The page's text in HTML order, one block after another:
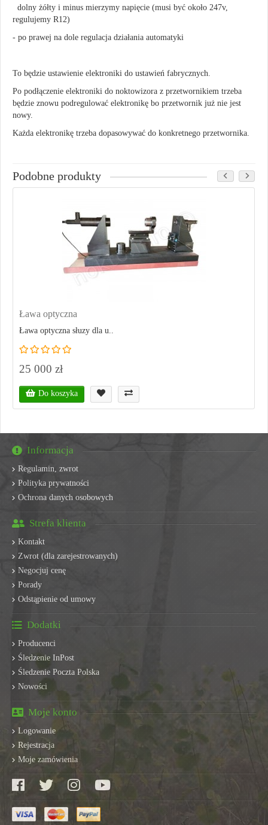
dolny żółty i minus mierzymy napięcie (musi być około 247v,
regulujemy R12)
- po prawej na dole regulacja działania automatyki
To będzie ustawienie elektroniki do ustawień fabrycznych.
Po podłączenie elektroniki do noktowizora z przetwornikiem trzeba
będzie znowu podregulować elektronikę bo przetwornik już nie jest
nowy.
Każda elektronikę trzeba dopasowywać do konkretnego przetwornika.
Podobne produkty
Ława optyczna
Ława optyczna słuzy dla u..
25 000 zł
Do koszyka
Informacja
Regulamin, zwrot
Polityka prywatności
Ochrona danych osobowych
Strefa klienta
Kontakt
Zwrot (dla zarejestrowanych)
Negocjuj cenę
Porady
Odstąpienie od umowy
Dodatki
Producenci
Śledzenie InPost
Śledzenie Poczta Polska
Nowości
Moje konto
Logowanie
Rejestracja
Moje zamówienia